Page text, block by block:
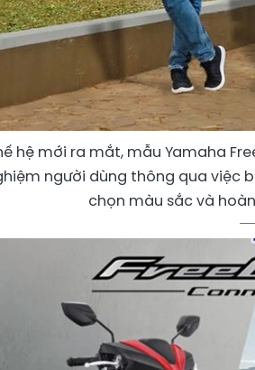
hệ mới ra mắt, mẫu Yamaha
người dùng thông qua việc
chọn màu sắc và